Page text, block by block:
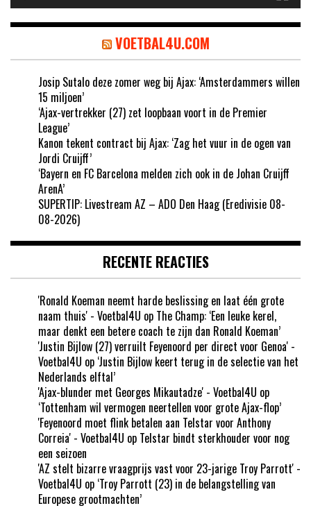
VOETBAL4U.COM
Josip Sutalo deze zomer weg bij Ajax: ‘Amsterdammers willen
15 miljoen’
‘Ajax-vertrekker (27) zet loopbaan voort in de Premier
League’
Kanon tekent contract bij Ajax: ‘Zag het vuur in de ogen van
Jordi Cruijff’
‘Bayern en FC Barcelona melden zich ook in de Johan Cruijff
ArenA’
SUPERTIP: Livestream AZ – ADO Den Haag (Eredivisie 08-
08-2026)
RECENTE REACTIES
'Ronald Koeman neemt harde beslissing en laat één grote
naam thuis' - Voetbal4U op The Champ: ‘Een leuke kerel,
maar denkt een betere coach te zijn dan Ronald Koeman’
'Justin Bijlow (27) verruilt Feyenoord per direct voor Genoa' -
Voetbal4U op ‘Justin Bijlow keert terug in de selectie van het
Nederlands elftal’
'Ajax-blunder met Georges Mikautadze' - Voetbal4U op
‘Tottenham wil vermogen neertellen voor grote Ajax-flop’
'Feyenoord moet flink betalen aan Telstar voor Anthony
Correia' - Voetbal4U op Telstar bindt sterkhouder voor nog
een seizoen
'AZ stelt bizarre vraagprijs vast voor 23-jarige Troy Parrott' -
Voetbal4U op ‘Troy Parrott (23) in de belangstelling van
Europese grootmachten’